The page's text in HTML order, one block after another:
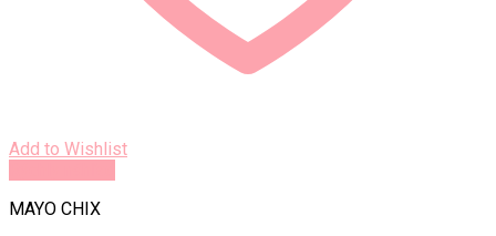
Add to Wishlist
MAYO CHIX